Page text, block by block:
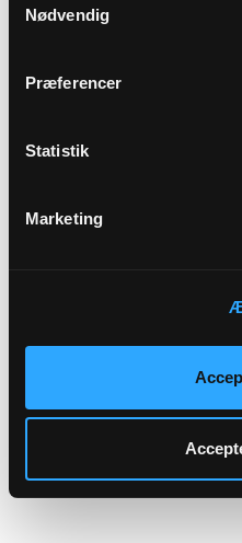
af cookies under "Detaljer"
vores Cookiepolitik, som
Nødvendig
Præferencer
Statistik
Marketing